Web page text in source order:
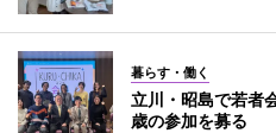
暮らす・働く
立川・昭島で若
歳の参加を募る